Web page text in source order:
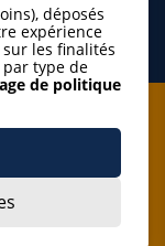
de la
déposés
expérience
les finalités
type de
de politique